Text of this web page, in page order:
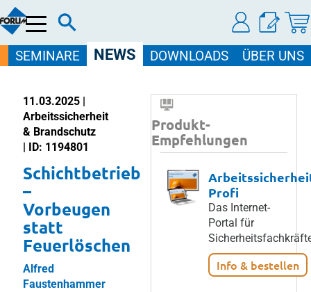
Menü
SEMINARE NEWS DOWNLOADS ÜBER UNS
11.03.2025 |
Arbeitssicherheit
& Brandschutz
| ID: 1194801
Schichtbetrieb
–
Vorbeugen
statt
Feuerlöschen
Alfred
Faustenhammer
Produkt-
Empfehlungen
Profi
Das Internet-
Portal für
Info & bestellen